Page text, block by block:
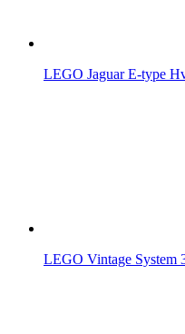
LEGO Jaguar E-type
LEGO Vintage System